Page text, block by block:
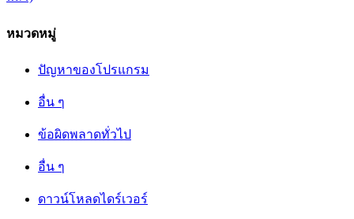
หมวดหมู่
ปัญหาของโปรแกรม
อื่น ๆ
ข้อผิดพลาดทั่วไป
อื่น ๆ
ดาวน์โหลดไดร์เวอร์